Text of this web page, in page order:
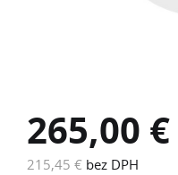
265,00 €
215,45 € bez DPH